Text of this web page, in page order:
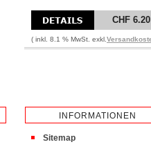
CHF 6.20
( inkl. 8.1 % MwSt. exkl.
INFORMATIONEN
Sitemap